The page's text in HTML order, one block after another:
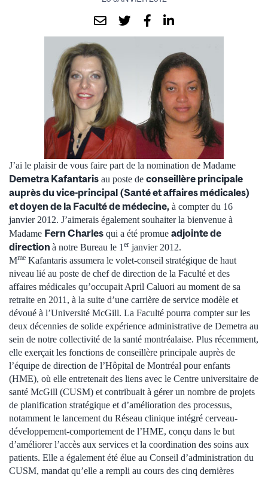
J’ai le plaisir de vous faire part de la nomination de Madame
Demetra Kafantaris au poste de conseillère principale
auprès du vice-principal (Santé et affaires médicales)
et doyen de la Faculté de médecine, à compter du 16
janvier 2012. J’aimerais également souhaiter la bienvenue à
Madame Fern Charles qui a été promue adjointe de
direction à notre Bureau le 1er janvier 2012.
Mme Kafantaris assumera le volet-conseil stratégique de haut
niveau lié au poste de chef de direction de la Faculté et des
affaires médicales qu’occupait April Caluori au moment de sa
retraite en 2011, à la suite d’une carrière de service modèle et
dévoué à l’Université McGill. La Faculté pourra compter sur les
deux décennies de solide expérience administrative de Demetra au
sein de notre collectivité de la santé montréalaise. Plus récemment,
elle exerçait les fonctions de conseillère principale auprès de
l’équipe de direction de l’Hôpital de Montréal pour enfants
(HME), où elle entretenait des liens avec le Centre universitaire de
santé McGill (CUSM) et contribuait à gérer un nombre de projets
de planification stratégique et d’amélioration des processus,
notamment le lancement du Réseau clinique intégré cerveau-
développement-comportement de l’HME, conçu dans le but
d’améliorer l’accès aux services et la coordination des soins aux
patients. Elle a également été élue au Conseil d’administration du
CUSM, mandat qu’elle a rempli au cours des cinq dernières